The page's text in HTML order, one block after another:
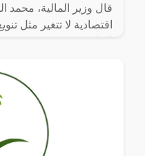
قال وزير المالية، محمد
اقتصادية لا تتغير مثل